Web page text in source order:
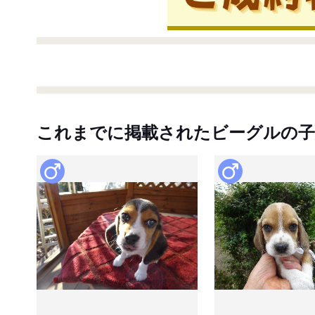
これまでに掲載されたビーグルの